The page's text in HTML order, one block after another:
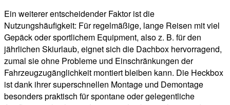
Ein weiterer entscheidender Faktor ist die
Nutzungshäufigkeit: Für regelmäßige, lange Reisen mit viel
Gepäck oder sportlichem Equipment, also z. B. für den
jährlichen Skiurlaub, eignet sich die Dachbox hervorragend,
zumal sie ohne Probleme und Einschränkungen der
Fahrzeugzugänglichkeit montiert bleiben kann. Die Heckbox
ist dank ihrer superschnellen Montage und Demontage
besonders praktisch für spontane oder gelegentliche